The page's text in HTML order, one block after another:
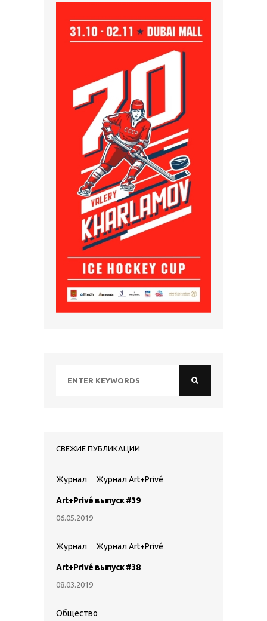
СВЕЖИЕ ПУБЛИКАЦИИ
Журнал Журнал Art+Privé
Art+Privé выпуск #39
06.05.2019
Журнал Журнал Art+Privé
Art+Privé выпуск #38
08.03.2019
Общество